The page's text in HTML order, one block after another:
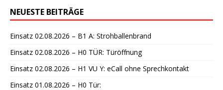
w
e
s
NEUESTE BEITRÄGE
Einsatz 02.08.2026 – B1 A: Strohballenbrand
Einsatz 02.08.2026 – H0 TÜR: Türöffnung
Einsatz 02.08.2026 – H1 VU Y: eCall ohne Sprechkontakt
Einsatz 01.08.2026 – H0 Tür: